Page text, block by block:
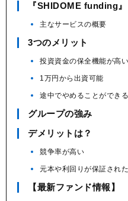
『SHIDOME funding
主なサービスの概要
3つのメリット
投資資金の保全機能が高い
1万円から出資可能
途中でやめることができる
グループの強み
デメリットは？
競争率が高い
元本や利回りが保証され
【最新ファンド情報】